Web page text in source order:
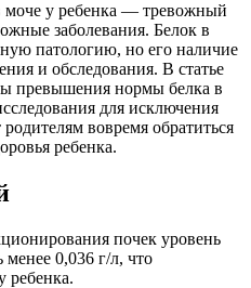
у ребенка — тревожный
заболевания. Белок в
патологию, но его наличие
и обследования. В статье
превышения нормы белка в
для исключения
вовремя обратиться
ребенка.
почек уровень
менее 0,036 г/л, что
ребенка.